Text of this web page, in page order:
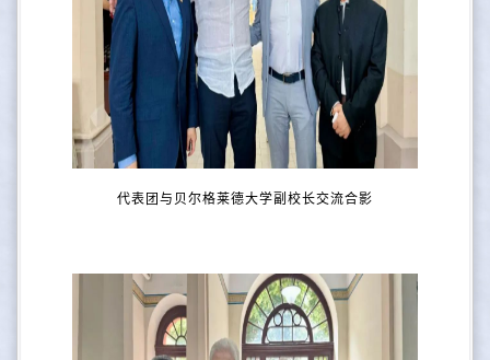
代表团与贝尔格莱德大学副校长交流合影